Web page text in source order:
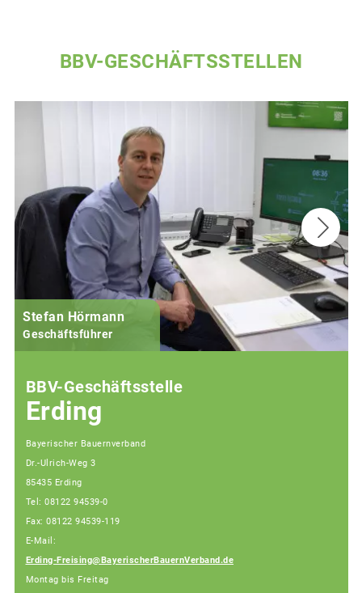
BBV-GESCHÄFTSSTELLEN
Stefan Hörmann
Geschäftsführer
BBV-Geschäftsstelle
Erding
Bayerischer Bauernverband
Dr.-Ulrich-Weg 3
85435 Erding
Tel: 08122 94539-0
Fax: 08122 94539-119
E-Mail:
Erding-Freising@BayerischerBauernVerband.de
Montag bis Freitag